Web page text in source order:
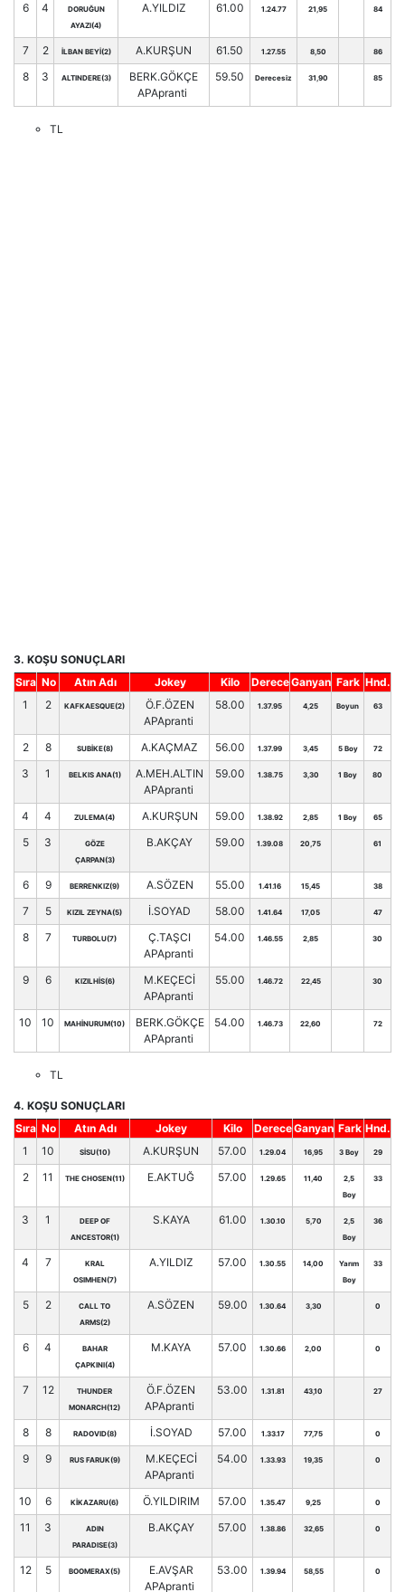
6 4
DORUĞUN
AYAZI(4)
A.YILDIZ 61.00 1.24.77 21,95 84
7 2 İLBAN BEYİ(2) A.KURŞUN 61.50 1.27.55 8,50 86
8 3 ALTINDERE(3)
BERK.GÖKÇE
APApranti
59.50 Derecesiz 31,90 85
TL
3. KOŞU SONUÇLARI
Sıra No Atın Adı Jokey Kilo DereceGanyan Fark Hnd.
1
2 KAFKAESQUE(2)
Ö.F.ÖZEN
APApranti
58.00 1.37.95 4,25 Boyun 63
2 8 SUBİKE(8) A.KAÇMAZ 56.00 1.37.99 3,45 5 Boy 72
3 1 BELKIS ANA(1)
A.MEH.ALTIN
APApranti
59.00 1.38.75 3,30 1 Boy 80
4 4 ZULEMA(4) A.KURŞUN 59.00 1.38.92 2,85 1 Boy 65
5 3
GÖZE
ÇARPAN(3)
B.AKÇAY 59.00 1.39.08 20,75 61
6 9 BERRENKIZ(9) A.SÖZEN 55.00 1.41.16 15,45 38
7 5 KIZIL ZEYNA(5) İ.SOYAD 58.00 1.41.64 17,05 47
8 7 TURBOLU(7)
Ç.TAŞCI
APApranti
54.00 1.46.55 2,85 30
9 6 KIZILHİS(6)
M.KEÇECİ
APApranti
55.00 1.46.72 22,45 30
10 10 MAHİNURUM(10)
BERK.GÖKÇE
APApranti
54.00 1.46.73 22,60 72
TL
4. KOŞU SONUÇLARI
Sıra No Atın Adı Jokey Kilo DereceGanyan Fark Hnd.
1
10 SİSU(10) A.KURŞUN 57.00 1.29.04 16,95 3 Boy 29
2 11 THE CHOSEN(11) E.AKTUĞ 57.00 1.29.65 11,40
2,5
Boy
33
3 1
DEEP OF
ANCESTOR(1)
S.KAYA 61.00 1.30.10 5,70
2,5
Boy
36
4 7
KRAL
OSIMHEN(7)
A.YILDIZ 57.00 1.30.55 14,00
Yarım
Boy
33
5 2
CALL TO
ARMS(2)
A.SÖZEN 59.00 1.30.64 3,30 0
6 4
BAHAR
ÇAPKINI(4)
M.KAYA 57.00 1.30.66 2,00 0
7 12
THUNDER
MONARCH(12)
Ö.F.ÖZEN
APApranti
53.00 1.31.81 43,10 27
8 8 RADOVID(8) İ.SOYAD 57.00 1.33.17 77,75 0
9 9 RUS FARUK(9)
M.KEÇECİ
APApranti
54.00 1.33.93 19,35 0
10 6 KİKAZARU(6) Ö.YILDIRIM 57.00 1.35.47 9,25 0
11 3
ADIN
PARADISE(3)
B.AKÇAY 57.00 1.38.86 32,65 0
12 5 BOOMERAX(5)
E.AVŞAR
APApranti
53.00 1.39.94 58,55 0